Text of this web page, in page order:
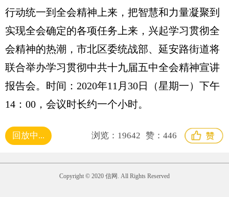
行动统一到全会精神上来，把智慧和力量凝聚到
实现全会确定的各项任务上来，兴起学习贯彻全
会精神的热潮，市北区委统战部、延安路街道将
联合举办学习贯彻中共十九届五中全会精神宣讲
报告会。时间：2020年11月30日（星期一）下午
14：00，会议时长约一个小时。
回放中... 浏览： 19642 赞： 446
Copyright © 2020 信网. All Rights Reserved